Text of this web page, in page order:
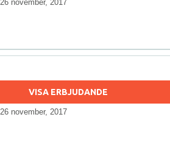
26 november, 2017
VISA ERBJUDANDE
26 november, 2017